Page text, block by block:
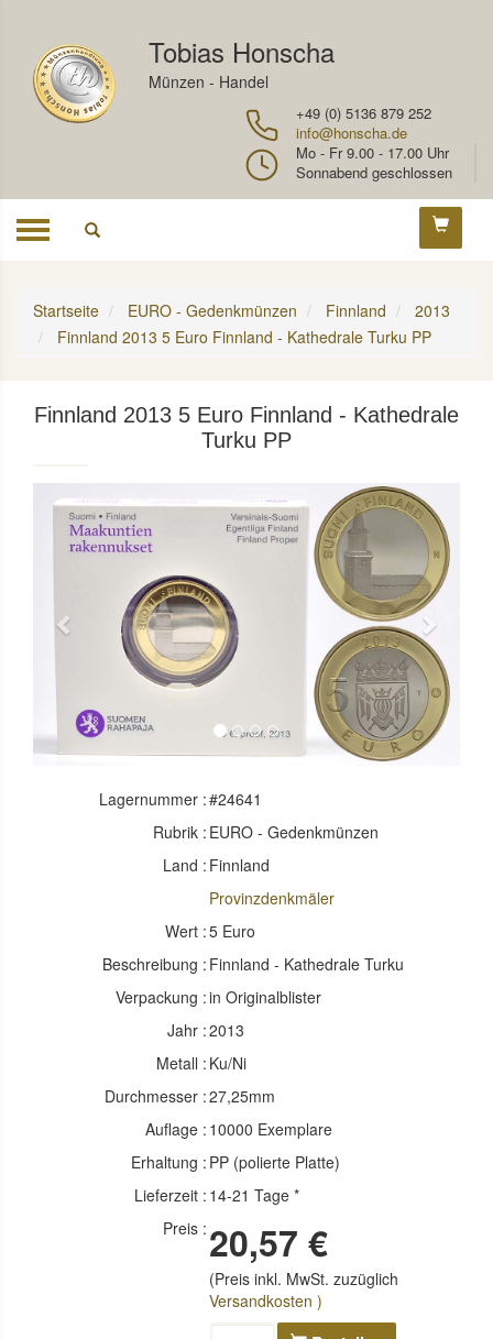
Tobias Honscha
Münzen - Handel
+49 (0) 5136 879 252
info@honscha.de
Mo - Fr 9.00 - 17.00 Uhr
Sonnabend geschlossen
Toggle
Startseite EURO - Gedenkmünzen Finnland
2013
Finnland 2013 5 Euro Finnland - Kathedrale Turku PP
Finnland 2013 5 Euro Finnland - Kathedrale
Turku PP
Previous Next
Lagernummer :#24641
Rubrik : EURO - Gedenkmünzen
Land : Finnland
Provinzdenkmäler
Wert :5 Euro
Beschreibung : Finnland - Kathedrale Turku
Verpackung :in Originalblister
Jahr :2013
Metall : Ku/Ni
Durchmesser :27,25mm
Auflage : 10000 Exemplare
Erhaltung : PP (polierte Platte)
Lieferzeit : 14-21 Tage *
Preis : 20,57 €
(Preis inkl. MwSt. zuzüglich
Versandkosten )